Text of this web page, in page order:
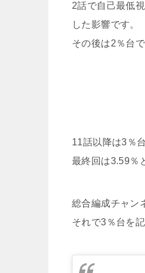
2話で自己最低
した影響です。
その後は2％台
11話以降は3％
最終回は3.59％
総合編成チャン
それで3％台を